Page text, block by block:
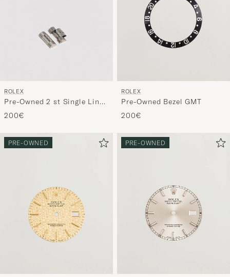
ROLEX
Pre-Owned 2 st Single Links
Jubilee 5 Ref
200€
ROLEX
Pre-Owned Bezel GMT
200€
PRE-OWNED PRE-OWNED